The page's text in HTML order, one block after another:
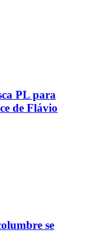
PL para
de Flávio
se